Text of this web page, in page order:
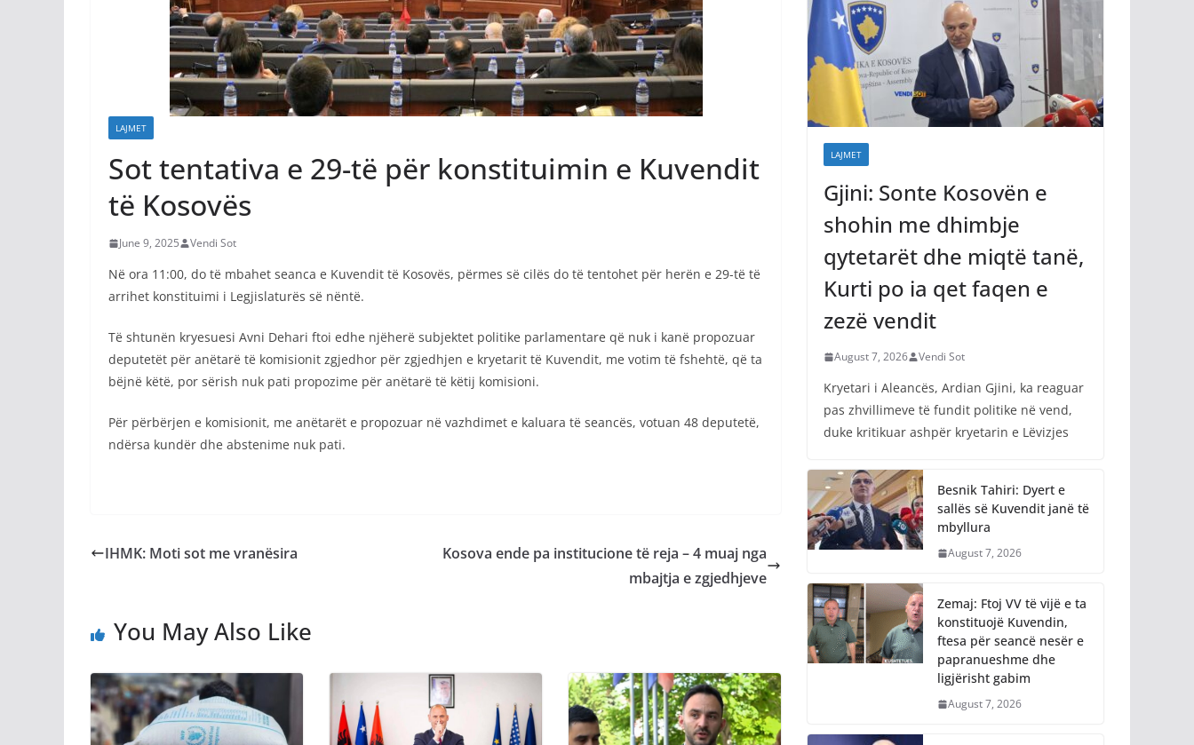
LAJMET
Sot tentativa e 29-të për konstituimin e Kuvendit
të Kosovës
June 9, 2025 Vendi Sot
Në ora 11:00, do të mbahet seanca e Kuvendit të Kosovës, përmes së cilës do të tentohet për herën e 29-të të
arrihet konstituimi i Legjislaturës së nëntë.
Të shtunën kryesuesi Avni Dehari ftoi edhe njëherë subjektet politike parlamentare që nuk i kanë propozuar
deputetët për anëtarë të komisionit zgjedhor për zgjedhjen e kryetarit të Kuvendit, me votim të fshehtë, që ta
bëjnë këtë, por sërish nuk pati propozime për anëtarë të këtij komisioni.
Për përbërjen e komisionit, me anëtarët e propozuar në vazhdimet e kaluara të seancës, votuan 48 deputetë,
ndërsa kundër dhe abstenime nuk pati.
IHMK: Moti sot me vranësira
Kosova ende pa institucione të reja – 4 muaj nga
mbajtja e zgjedhjeve
You May Also Like
LAJMET
Gjini: Sonte Kosovën e
shohin me dhimbje
qytetarët dhe miqtë tanë,
Kurti po ia qet faqen e
zezë vendit
August 7, 2026 Vendi Sot
Kryetari i Aleancës, Ardian Gjini, ka reaguar
pas zhvillimeve të fundit politike në vend,
duke kritikuar ashpër kryetarin e Lëvizjes
Besnik Tahiri: Dyert e
sallës së Kuvendit janë të
mbyllura
August 7, 2026
Zemaj: Ftoj VV të vijë e ta
konstituojë Kuvendin,
ftesa për seancë nesër e
papranueshme dhe
ligjërisht gabim
August 7, 2026